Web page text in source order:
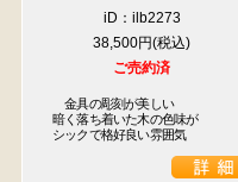
iD：ilb2273
38,500円
ご売約済
金具の彫刻が美しい
暗く落ち着いた木の色味が
シックで格好良い雰囲気